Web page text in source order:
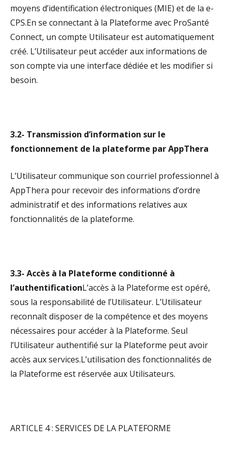
moyens d’identification électroniques (MIE) et de la e-
CPS.En se connectant à la Plateforme avec ProSanté
Connect, un compte Utilisateur est automatiquement
créé. L’Utilisateur peut accéder aux informations de
son compte via une interface dédiée et les modifier si
besoin.
3.2- Transmission d’information sur le
fonctionnement de la plateforme par AppThera
L’Utilisateur communique son courriel professionnel à
AppThera pour recevoir des informations d’ordre
administratif et des informations relatives aux
fonctionnalités de la plateforme.
3.3- Accès à la Plateforme conditionné à
l’authentificationL’accès à la Plateforme est opéré,
sous la responsabilité de l’Utilisateur. L’Utilisateur
reconnaît disposer de la compétence et des moyens
nécessaires pour accéder à la Plateforme. Seul
l’Utilisateur authentifié sur la Plateforme peut avoir
accès aux services.L’utilisation des fonctionnalités de
la Plateforme est réservée aux Utilisateurs.
ARTICLE 4 : SERVICES DE LA PLATEFORME